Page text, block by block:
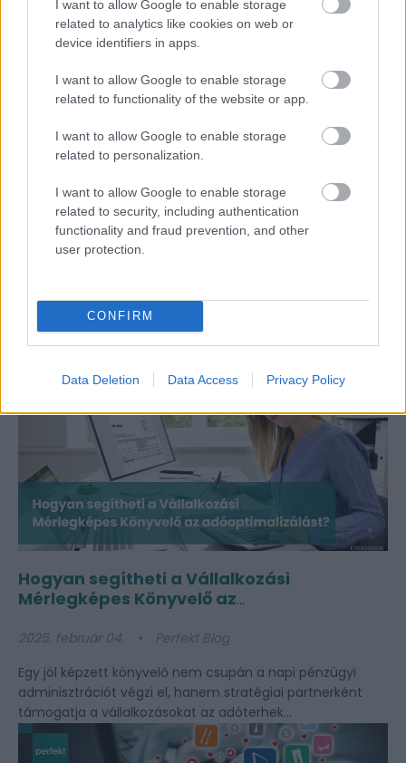
I want to allow Google to enable storage
related to analytics like cookies on web or
device identifiers in apps.
I want to allow Google to enable storage
related to functionality of the website or app.
I want to allow Google to enable storage
related to personalization.
I want to allow Google to enable storage
related to security, including authentication
functionality and fraud prevention, and other
user protection.
CONFIRM
Data Deletion Data Access Privacy Policy
Fontos módosítások a számviteli
törvényben - 2025
2025 január 1-től jelentős változások léptek érvénybe a
számviteli történyben (2000. évi C. törvény), amelyek
számos területen érintik a vállalkozások beszámolási és...
Hogyan segítheti a Vállalkozási
Mérlegképes Könyvelő az
2025. február 04.
Perfekt Blog
Egy jól képzett könyvelő nem csupán a napi pénzügyi
adminisztrációt végzi el, hanem stratégiai partnerként
támogatja a vállalkozásokat az adóterhek...